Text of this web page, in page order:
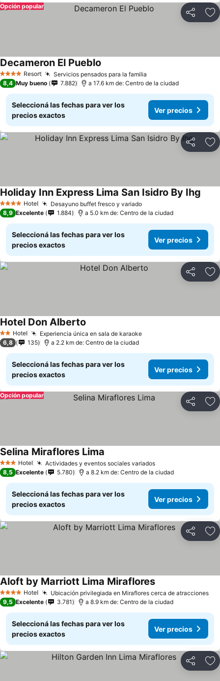
Compartir
Opción popular
4 EstrellasResort Servicios pensados para la familia
Decameron El Pueblo
8,4 Muy bueno 7.882 a 17.6 km de: Centro de la ciudad
Seleccioná las fechas para ver los
precios exactos
Ver precios
Compartir
4 EstrellasHotel Desayuno buffet fresco y variado
Holiday Inn Express Lima San Isidro By Ihg
8,9 Excelente 1.884 a 5.0 km de: Centro de la ciudad
Seleccioná las fechas para ver los
precios exactos
Ver precios
Compartir
2 Estrellas
Hotel Experiencia única en sala de karaoke
Hotel Don Alberto
6,8 135 a 2.2 km de: Centro de la ciudad
Seleccioná las fechas para ver los
precios exactos
Ver precios
Compartir
Opción popular
3 Estrellas
Hotel Actividades y eventos sociales variados
Selina Miraflores Lima
8,5 Excelente 5.780 a 8.2 km de: Centro de la ciudad
Seleccioná las fechas para ver los
precios exactos
Ver precios
Compartir
4 EstrellasHotel Ubicación privilegiada en Miraflores cerca de atracciones
Aloft by Marriott Lima Miraflores
9,5 Excelente 3.781 a 8.9 km de: Centro de la ciudad
Seleccioná las fechas para ver los
precios exactos
Ver precios
Compartir